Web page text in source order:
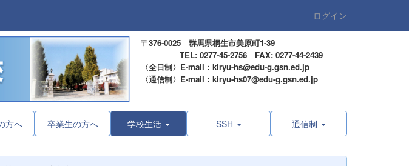
ログイン
〒376-0025 群馬県桐生市美原町1-39
TEL: 0277-45-2756 FAX: 0277-44-2439
〈全日制〉E-mail：kiryu-hs@edu-g.gsn.ed.jp
〈通信制〉E-mail：kiryu-hs07@edu-g.gsn.ed.jp
方へ 卒業生の方へ 学校生活 SSH 通信制